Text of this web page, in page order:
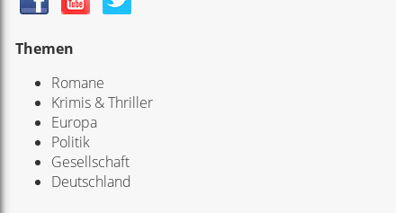
Themen
Romane
Krimis & Thriller
Europa
Politik
Gesellschaft
Deutschland